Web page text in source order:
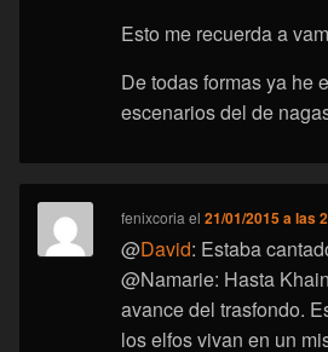
Esto me recuerda a
De todas formas ya he
escenarios del de
fenixcoria el21/01/2015 a las
@David: Estaba
@Namarie: Hasta
avance del trasfondo.
los elfos vivan en un